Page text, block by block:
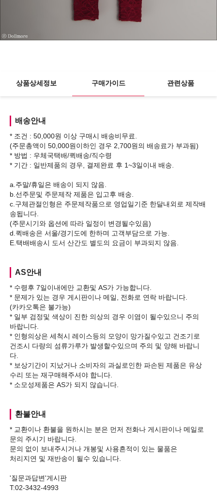
상품상세정보 구매가이드 관련상품
배송안내
* 조건 : 50,000원 이상 구매시 배송비무료.
(주문총액이 50,000원이하인 경우 2,700원의 배송료가 부과됨)
* 방법 : 우체국택배/퀵배송/직수령
* 기간 : 일반제품의 경우, 결제완료 후 1~3일이내 배송.
a.주말/휴일은 배송이 되지 않음.
b.선주문및 주문제작 제품은 입고후 배송.
c.구체관절인형은 주문제작품으로 영업일기준 한달내외로 제작배
송됩니다.
(주문시기와 옵션에 따라 일정이 변경될수있음)
d.퀵배송은 서울/경기도에 한하며 고객부담으로 가능.
AS안내
* 수령후 7일이내에만 교환및 AS가 가능합니다.
* 문제가 있는 경우 게시판이나 메일, 전화로 연락 바랍니다.
(카카오톡은 불가능)
* 일부 검정및 색상이 진한 의상의 경우 이염이 될수있으니 주의
바랍니다.
* 인형의상은 세척시 레이스등의 모양이 망가질수있고 건조기로
건조시 다량의 섬류가루가 발생할수있으며 주의 및 양해 바랍니
다.
* 보상기간이 지났거나 소비자의 과실로인한 파손된 제품은 유상
수리 또는 재구매해주셔야 합니다.
환불안내
* 교환이나 환불을 원하시는 분은 먼저 전화나 게시판이나 메일로
문의 주시기 바랍니다.
문의 없이 보내주시거나 개봉및 사용흔적이 있는 물품은
처리지연 및 재반송이 될수 있습니다.
'질문과답변'게시판
T:02-3432-4993